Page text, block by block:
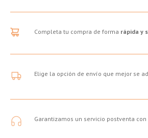
Completa tu compra de forma rápida y
Elige la opción de envío que mejor se
Garantizamos un servicio postventa con